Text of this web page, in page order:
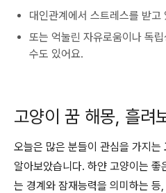
대인관계에서 스트레스를 받고
또는 억눌린 자유로움이나 독
수도 있어요.
고양이 꿈 해몽, 흘려
오늘은 많은 분들이 관심을 가지는
알아보았습니다. 하얀 고양이는 좋
는 경계와 잠재능력을 의미하는